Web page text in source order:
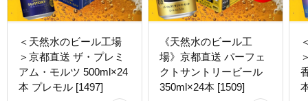
＜天然水のビール工場
＞京都直送 ザ・プレミ
アム・モルツ 500ml×24
本 プレモル [1497]
《天然水のビール工
場》京都直送 パーフェ
クトサントリービール
350ml×24本 [1509]